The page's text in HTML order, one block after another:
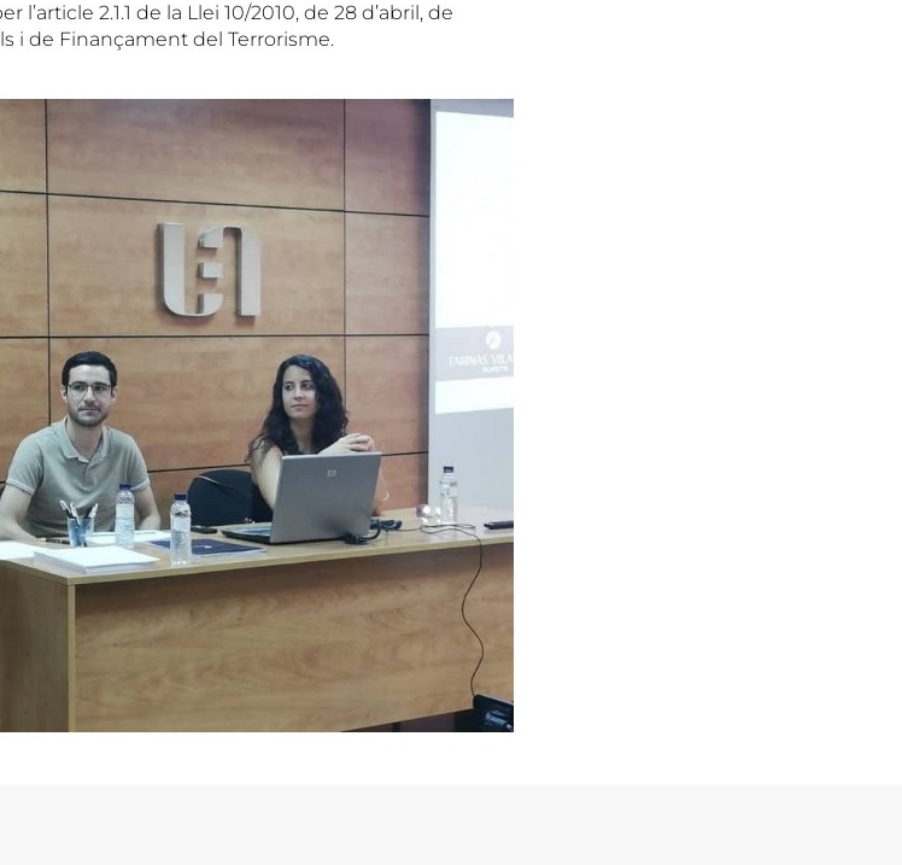
2.1.1 de la Llei 10/2010, de 28 d’abril, de
i de Finançament del Terrorisme.